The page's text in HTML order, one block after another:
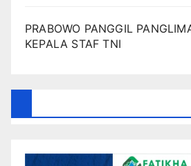
PRABOWO PANGGIL
KEPALA STAF TNI